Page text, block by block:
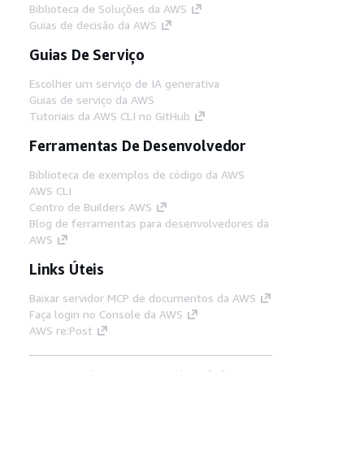
Biblioteca de Soluções da AWS
Guias de decisão da AWS
Guias De Serviço
Escolher um serviço de IA generativa
Guias de serviço da AWS
Tutoriais da AWS CLI no GitHub
Ferramentas De Desenvolvedor
Biblioteca de exemplos de código da AWS
AWS CLI
Centro de Builders AWS
Blog de ferramentas para desenvolvedores da
AWS
Links Úteis
Baixar servidor MCP de documentos da AWS
Faça login no Console da AWS
AWS re:Post
Preferências de